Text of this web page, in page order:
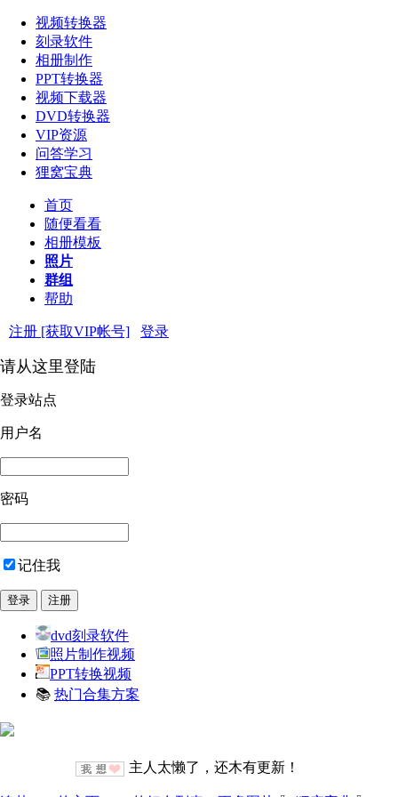
视频转换器
刻录软件
相册制作
PPT转换器
视频下载器
DVD转换器
VIP资源
问答学习
狸窝宝典
首页
随便看看
相册模板
照片
群组
帮助
注册 [获取VIP帐号] 登录
请从这里登陆
登录站点
用户名
密码
记住我
dvd刻录软件
照片制作视频
PPT转换视频
📚 热门合集方案
主人太懒了，还木有更新！